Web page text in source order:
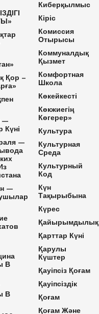
Қор –
—
Күні
—
—
В
В
Киберқылмыс
Кіріс
Комиссия
Отырысы
Коммуналдық
Қызмет
Комфортная
Школа
Көкейкесті
Көкжиегің
Көгерер»
Культура
Культурная
Среда
Культурный
Код
Күн
Тақырыбына
Күрес
Қайырымдылық
Қарттар Күні
Қарулы
Күштер
Қауіпсіз Қоғам
Қауіпсіздік
Қоғам
Қоғам Және